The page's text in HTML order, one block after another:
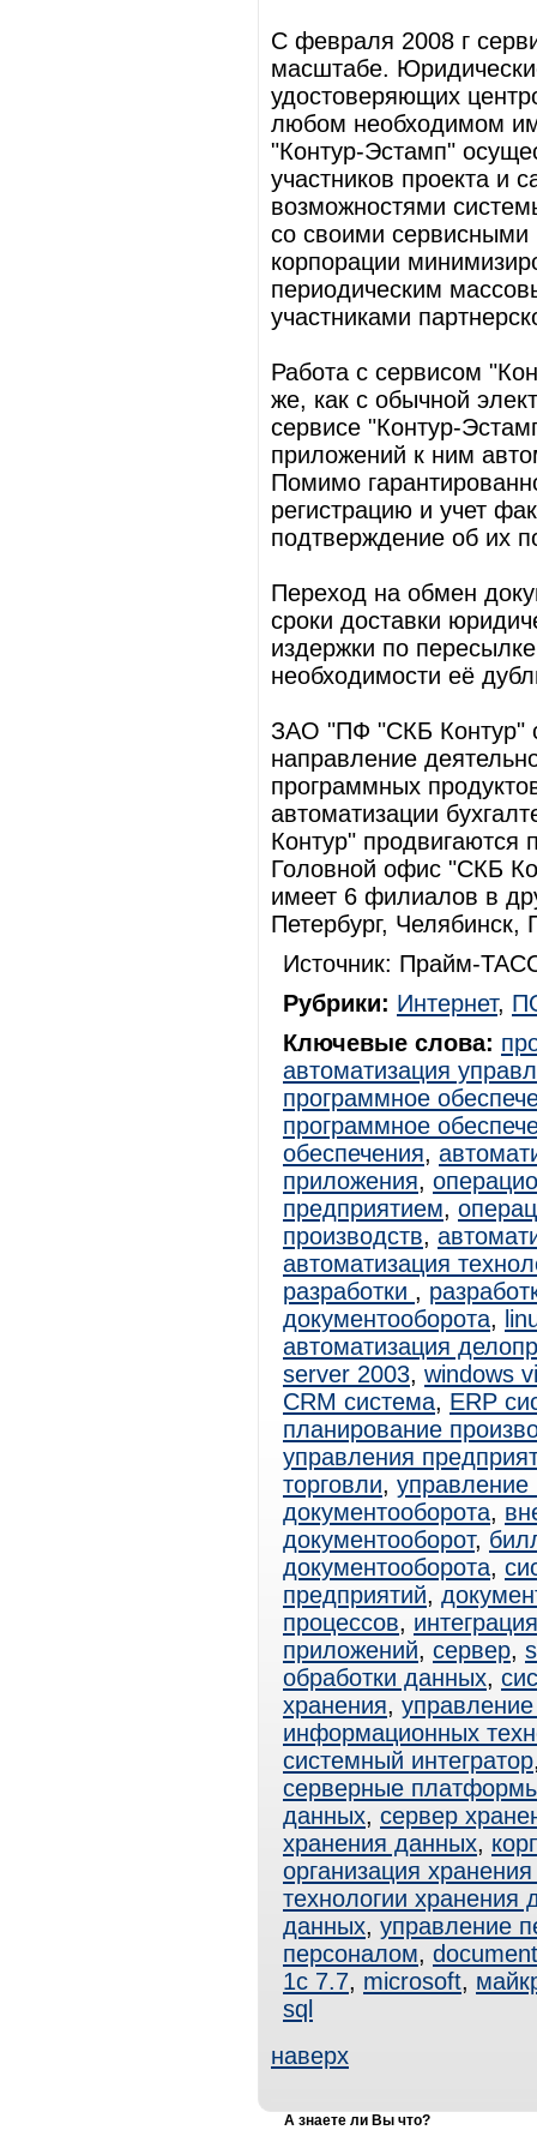
С февраля 2008 г
масштабе.
удостоверяющих
любом необходимом
"Контур-Эстамп"
участников проекта и
возможностями
со своими сервисными
корпорации
периодическим
участниками
Работа с сервисом
же, как с обычной
сервисе "Контур-
приложений к ним
Помимо
регистрацию и учет
подтверждение об их
Переход на обмен
сроки доставки
издержки по
необходимости её
ЗАО "ПФ "СКБ Контур"
направление
программных
автоматизации
Контур" продвигаются
Головной офис "СКБ
имеет 6 филиалов в
Петербург,
Источник: Прайм-
Рубрики: Интернет,
Ключевые слова:
автоматизация
программное
программное
обеспечения,
приложения,
предприятием,
производств,
автоматизация
разработки ,
документооборота,
автоматизация
server 2003, windows
CRM система, ERP
планирование
управления
торговли, управление
документооборота,
документооборот,
документооборота,
предприятий,
процессов, интеграция
приложений, сервер,
обработки данных,
хранения,
информационных
системный интегратор
серверные
данных, сервер
хранения данных,
организация
технологии хранения
данных, управление
персоналом,
1с 7.7, microsoft,
sql
наверх
А знаете ли Вы что?